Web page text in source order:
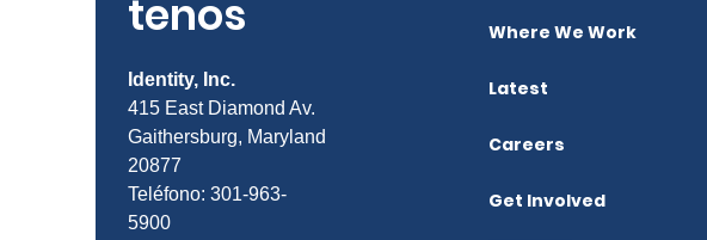
tenos
Identity, Inc.
415 East Diamond Av.
Gaithersburg, Maryland
20877
Teléfono: 301-963-
5900
Where We Work
Latest
Careers
Get Involved